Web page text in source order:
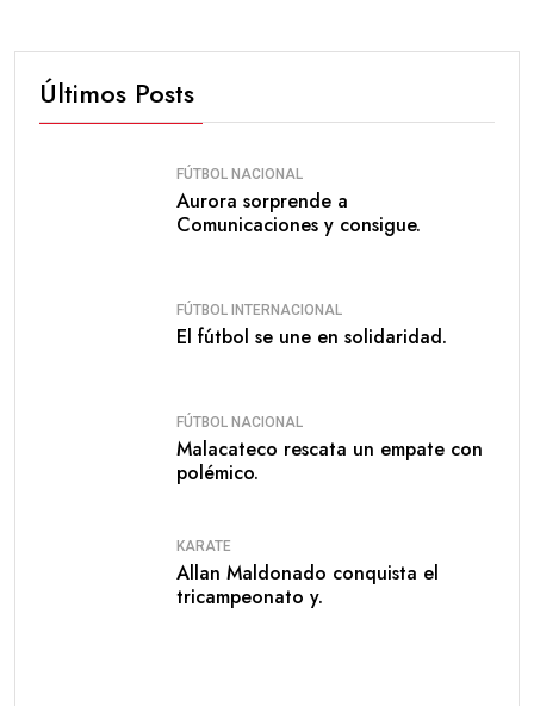
Últimos Posts
FÚTBOL NACIONAL
Aurora sorprende a
Comunicaciones y consigue.
FÚTBOL INTERNACIONAL
El fútbol se une en solidaridad.
FÚTBOL NACIONAL
Malacateco rescata un empate con
polémico.
KARATE
Allan Maldonado conquista el
tricampeonato y.